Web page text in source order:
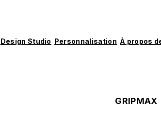
Design Studio Personnalisation À propos
GRIPMAX